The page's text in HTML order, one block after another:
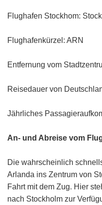
Flughafen Stockhom:
Flughafenkürzel: ARN
Entfernung vom
Reisedauer von
Jährliches
An- und Abreise vom
Die wahrscheinlich
Arlanda ins Zentrum von
Fahrt mit dem Zug. Hier
nach Stockholm zur